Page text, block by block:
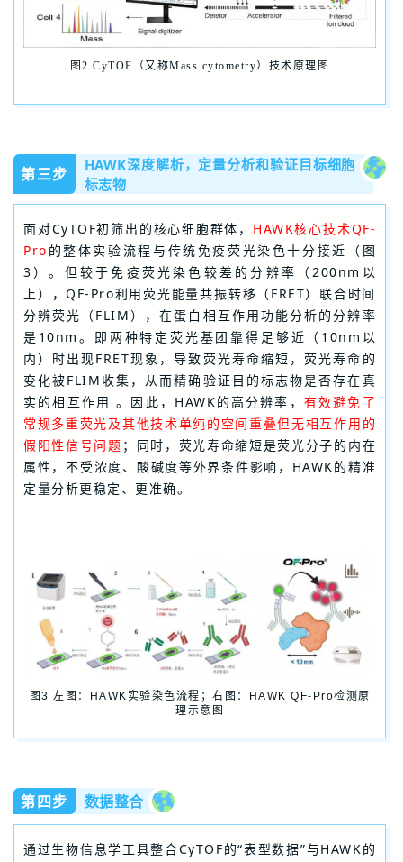
图2 CyTOF（又称Mass cytometry）技术原理图
第三步
HAWK深度解析，定量分析和验证目标细胞
标志物
面对CyTOF初筛出的核心细胞群体， HAWK核心技术QF-
Pro 的整体实验流程与传统免疫荧光染色十分接近（图
3）。但较于免疫荧光染色较差的分辨率（200nm以
上），QF-Pro利用荧光能量共振转移（FRET）联合时间
分辨荧光（FLIM），在蛋白相互作用功能分析的分辨率
是10nm。即两种特定荧光基团靠得足够近（10nm以
内）时出现FRET现象，导致荧光寿命缩短，荧光寿命的
变化被FLIM收集，从而精确验证目的标志物是否存在真
实的相互作用 。因此，HAWK的高分辨率， 有效避免了
常规多重荧光及其他技术单纯的空间重叠但无相互作用的
假阳性信号问题 ；同时，荧光寿命缩短是荧光分子的内在
属性，不受浓度、酸碱度等外界条件影响，HAWK的精准
定量分析更稳定、更准确。
图 3 左图： HAWK实验染色流程；右图： HAWK QF-Pro检测原
理示意图
第四步 数据整合
通过生物信息学工具整合CyTOF的“表型数据”与HAWK的